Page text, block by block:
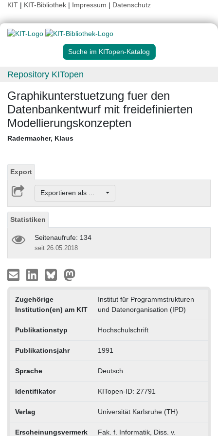
KIT | KIT-Bibliothek | Impressum | Datenschutz
Suche im KITopen-Katalog
Repository KITopen
Graphikunterstuetzung fuer den
Datenbankentwurf mit freidefinierten
Modellierungskonzepten
Radermacher, Klaus
Export
Exportieren als ...
Statistiken
Seitenaufrufe: 134
seit 26.05.2018
Zugehörige
Institution(en) am KIT
Institut für Programmstrukturen
und Datenorganisation (IPD)
Publikationstyp Hochschulschrift
Publikationsjahr 1991
Sprache Deutsch
Identifikator KITopen-ID: 27791
Verlag Universität Karlsruhe (TH)
Erscheinungsvermerk Fak. f. Informatik, Diss. v.